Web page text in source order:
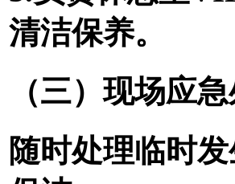
清洁保养。
（三）现场应
随时处理临时